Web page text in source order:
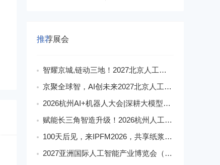
推荐展会
智耀京城,链动三地！2027北京人工智能展构筑AI发展新生态
京聚全球智，AI创未来2027北京人工智能与机器人展全球启动
2026杭州AI+机器人大会|深耕大模型融合,激活智能产业新动能
赋能长三角智造升级！2026杭州人工智能与机器人展会9月启幕
100天后见，来IPFM2026，共享纸浆模塑产业红利
2027亚洲国际人工智能产业博览会（世亚智博会）全维度介绍